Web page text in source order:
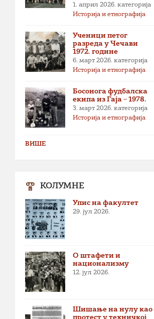
1. април 2026. категорија
Историја и етнографија
Ученици петог
разреда у Чечави
1972. године
6. март 2026. категорија
Историја и етнографија
Босонога фудбалска
екипа из Гаја – 1978.
3. март 2026. категорија
Историја и етнографија
ВИШЕ
КОЛУМНЕ
Упис на факултет
29. јул 2026.
О штафети и
национализму
12. јул 2026.
Шишање на нулу као
протест у техничкој